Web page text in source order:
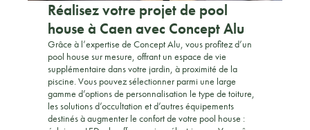
Réalisez votre projet de pool
house à Caen avec Concept Alu
Grâce à l’expertise de Concept Alu, vous profitez d’un
pool house sur mesure, offrant un espace de vie
supplémentaire dans votre jardin, à proximité de la
piscine. Vous pouvez sélectionner parmi une large
gamme d’options de personnalisation le type de toiture,
les solutions d’occultation et d’autres équipements
destinés à augmenter le confort de votre pool house :